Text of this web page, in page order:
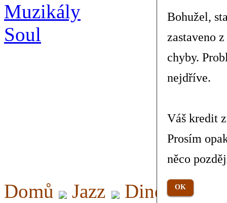
Muzikály
Soul
Domů Jazz Dindi (High
Bohužel,
zastaveno
chyby.
nejdříve.
Váš kredit
Prosím
něco
OK